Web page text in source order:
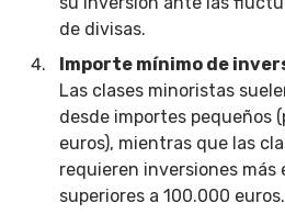
de divisas.
Importe mínimo de
Las clases minoristas
desde importes pequeños
euros), mientras que las
requieren inversiones más
superiores a 100.000 euros.